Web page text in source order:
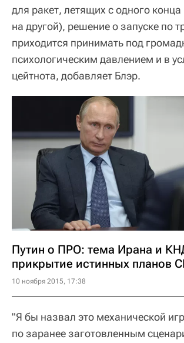
для ракет, летящих с одного
на другой), решение о запуске по
приходится принимать под
психологическим давлением и в
цейтнота, добавляет Блэр.
Путин о ПРО: тема Ирана и
прикрытие истинных планов
10 ноября 2015, 17:38
"Я бы назвал это механической
по заранее заготовленным